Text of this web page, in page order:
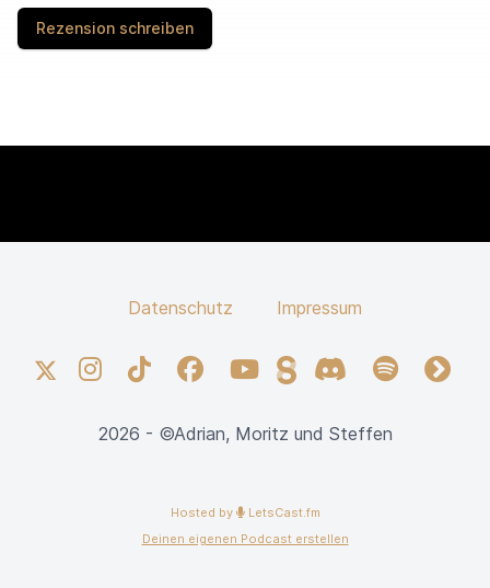
Rezension schreiben
Datenschutz Impressum
X InstagramTikTokFacebookYouTubeSteadyDiscordSpotifyfyyd
2026 - ©Adrian, Moritz und Steffen
Hosted by
LetsCast.fm
Deinen eigenen Podcast erstellen